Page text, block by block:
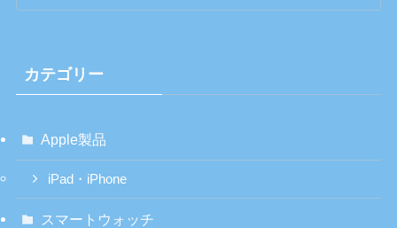
カテゴリー
Apple製品
iPad・iPhone
スマートウォッチ